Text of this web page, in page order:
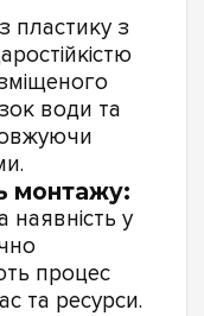
пластику з
води та
монтажу:
наявність у
процес
та ресурси.